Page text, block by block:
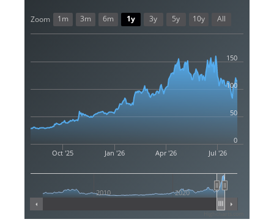
Oct '25 Jan '26 Apr '26 Jul '26
2010 2020
0
50
100
150
Zoom 1m 3m 6m 1y 3y 5y 10y All